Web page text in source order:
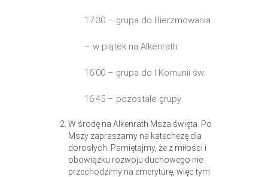
17:30 – grupa do Bierzmowania
– w piątek na Alkenrath:
16:00 – grupa do I Komunii św.
16:45 – pozostałe grupy
W środę na Alkenrath Msza święta. Po
Mszy zapraszamy na katechezę dla
dorosłych. Pamiętajmy, że z miłości i
obowiązku rozwoju duchowego nie
przechodzimy na emeryturę, więc tym